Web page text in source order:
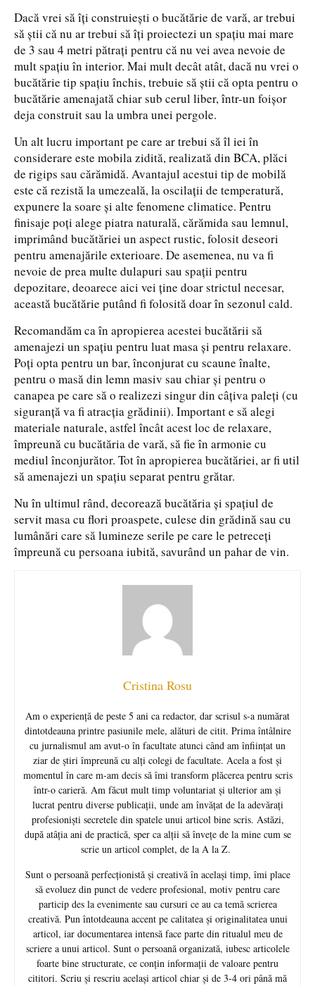
Dacă vrei să îți construiești o bucătărie de vară, ar trebui
să știi că nu ar trebui să îți proiectezi un spațiu mai mare
de 3 sau 4 metri pătrați pentru că nu vei avea nevoie de
mult spațiu în interior. Mai mult decât atât, dacă nu vrei o
bucătărie tip spațiu închis, trebuie să știi că opta pentru o
bucătărie amenajată chiar sub cerul liber, într-un foișor
deja construit sau la umbra unei pergole.
Un alt lucru important pe care ar trebui să îl iei în
considerare este mobila zidită, realizată din BCA, plăci
de rigips sau cărămidă. Avantajul acestui tip de mobilă
este că rezistă la umezeală, la oscilații de temperatură,
expunere la soare și alte fenomene climatice. Pentru
finisaje poți alege piatra naturală, cărămida sau lemnul,
imprimând bucătăriei un aspect rustic, folosit deseori
pentru amenajările exterioare. De asemenea, nu va fi
nevoie de prea multe dulapuri sau spații pentru
depozitare, deoarece aici vei ține doar strictul necesar,
această bucătărie putând fi folosită doar în sezonul cald.
Recomandăm ca în apropierea acestei bucătării să
amenajezi un spațiu pentru luat masa și pentru relaxare.
Poți opta pentru un bar, înconjurat cu scaune înalte,
pentru o masă din lemn masiv sau chiar și pentru o
canapea pe care să o realizezi singur din câțiva paleți (cu
siguranță va fi atracția grădinii). Important e să alegi
materiale naturale, astfel încât acest loc de relaxare,
împreună cu bucătăria de vară, să fie în armonie cu
mediul înconjurător. Tot în apropierea bucătăriei, ar fi util
să amenajezi un spațiu separat pentru grătar.
Nu în ultimul rând, decorează bucătăria și spațiul de
servit masa cu flori proaspete, culese din grădină sau cu
lumânări care să lumineze serile pe care le petreceți
împreună cu persoana iubită, savurând un pahar de vin.
Cristina Rosu
Am o experiență de peste 5 ani ca redactor, dar scrisul s-a numărat
dintotdeauna printre pasiunile mele, alături de citit. Prima întâlnire
cu jurnalismul am avut-o în facultate atunci când am înființat un
ziar de știri împreună cu alți colegi de facultate. Acela a fost și
momentul în care m-am decis să îmi transform plăcerea pentru scris
într-o carieră. Am făcut mult timp voluntariat și ulterior am și
lucrat pentru diverse publicații, unde am învățat de la adevărați
profesioniști secretele din spatele unui articol bine scris. Astăzi,
după atâția ani de practică, sper ca alții să învețe de la mine cum se
scrie un articol complet, de la A la Z.
Sunt o persoană perfecționistă și creativă în același timp, îmi place
să evoluez din punct de vedere profesional, motiv pentru care
particip des la evenimente sau cursuri ce au ca temă scrierea
creativă. Pun întotdeauna accent pe calitatea și originalitatea unui
articol, iar documentarea intensă face parte din ritualul meu de
scriere a unui articol. Sunt o persoană organizată, iubesc articolele
foarte bine structurate, ce conțin informații de valoare pentru
cititori. Scriu și rescriu același articol chiar și de 3-4 ori până mă